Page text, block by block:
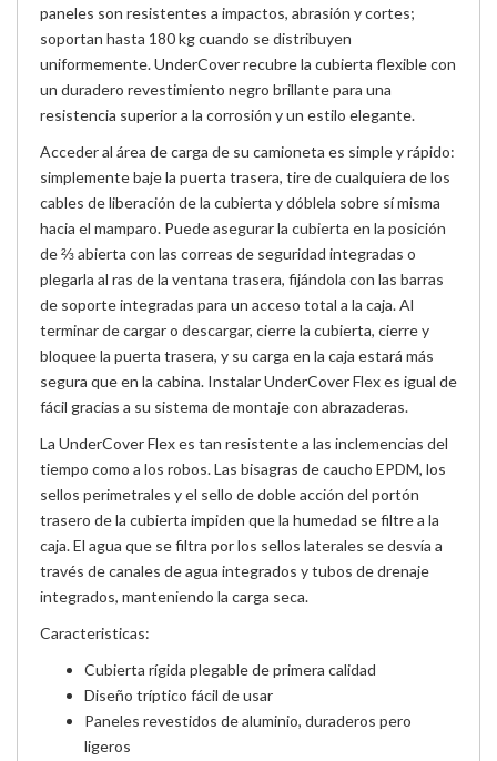
paneles son resistentes a impactos, abrasión y cortes;
soportan hasta 180 kg cuando se distribuyen
uniformemente. UnderCover recubre la cubierta flexible con
un duradero revestimiento negro brillante para una
resistencia superior a la corrosión y un estilo elegante.
Acceder al área de carga de su camioneta es simple y rápido:
simplemente baje la puerta trasera, tire de cualquiera de los
cables de liberación de la cubierta y dóblela sobre sí misma
hacia el mamparo. Puede asegurar la cubierta en la posición
de ⅔ abierta con las correas de seguridad integradas o
plegarla al ras de la ventana trasera, fijándola con las barras
de soporte integradas para un acceso total a la caja. Al
terminar de cargar o descargar, cierre la cubierta, cierre y
bloquee la puerta trasera, y su carga en la caja estará más
segura que en la cabina. Instalar UnderCover Flex es igual de
fácil gracias a su sistema de montaje con abrazaderas.
La UnderCover Flex es tan resistente a las inclemencias del
tiempo como a los robos. Las bisagras de caucho EPDM, los
sellos perimetrales y el sello de doble acción del portón
trasero de la cubierta impiden que la humedad se filtre a la
caja. El agua que se filtra por los sellos laterales se desvía a
través de canales de agua integrados y tubos de drenaje
integrados, manteniendo la carga seca.
Caracteristicas:
Cubierta rígida plegable de primera calidad
Diseño tríptico fácil de usar
Paneles revestidos de aluminio, duraderos pero
ligeros